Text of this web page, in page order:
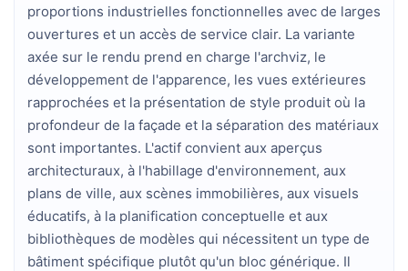
proportions industrielles fonctionnelles avec de larges
ouvertures et un accès de service clair. La variante
axée sur le rendu prend en charge l'archviz, le
développement de l'apparence, les vues extérieures
rapprochées et la présentation de style produit où la
profondeur de la façade et la séparation des matériaux
sont importantes. L'actif convient aux aperçus
architecturaux, à l'habillage d'environnement, aux
plans de ville, aux scènes immobilières, aux visuels
éducatifs, à la planification conceptuelle et aux
bibliothèques de modèles qui nécessitent un type de
bâtiment spécifique plutôt qu'un bloc générique. Il